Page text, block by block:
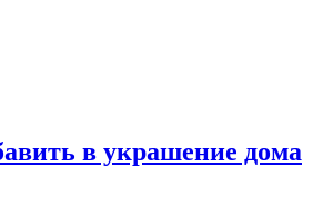
в украшение дома